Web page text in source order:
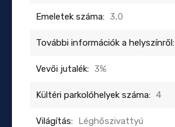
Emeletek száma: 3,0
További információk a helyszínről:
Vevői jutalék: 3%
Kültéri parkolóhelyek száma: 4
Világítás: Léghőszivattyú